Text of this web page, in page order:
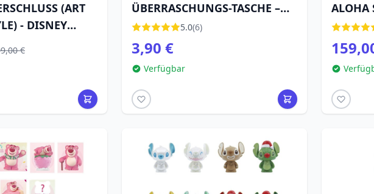
(ART
- DISNEY
€
ÜBERRASCHUNGS-TASCHE –
WINNIE PUH UND SEINE
FREUNDE – DISNEY GRAND
JESTER
5.0(6)
3,90 €
Verfügbar
ALOHA
DISNEY